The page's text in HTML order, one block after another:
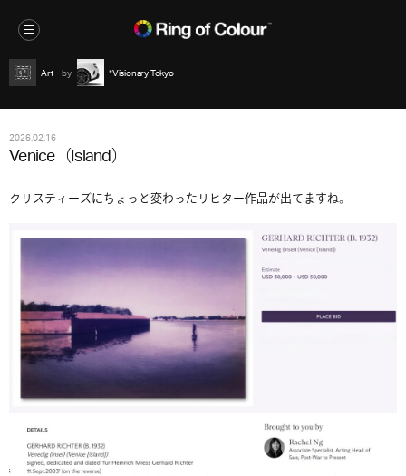
Art *Visionary Tokyo
2026.02.16
Venice（Island）
クリスティーズにちょっと変わったリヒター作品が出てますね。